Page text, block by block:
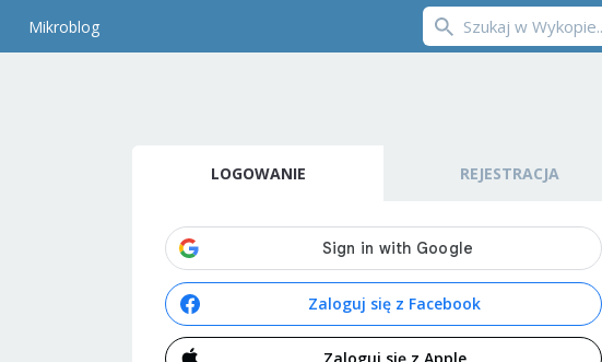
Mikroblog
LOGOWANIE REJESTRACJA
Zaloguj się z Facebook